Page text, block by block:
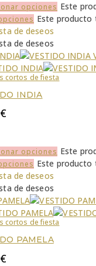
opciones Este
Este producto
de deseos
de deseos
cortos de fiesta
INDIA
€
opciones Este
Este producto
de deseos
de deseos
cortos de fiesta
PAMELA
€